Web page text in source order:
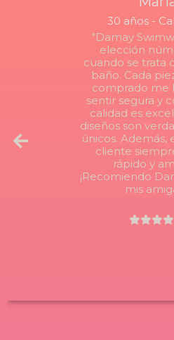
30 años -
"Damay
elección
cuando se trata
baño. Cada
comprado me
sentir segura y
calidad es
diseños son
únicos. Además,
cliente
rápido y
¡Recomiendo
mis